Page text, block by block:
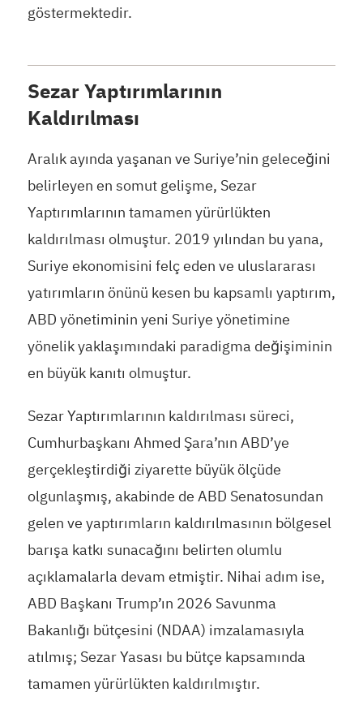
göstermektedir.
Sezar Yaptırımlarının
Kaldırılması
Aralık ayında yaşanan ve Suriye’nin geleceğini
belirleyen en somut gelişme, Sezar
Yaptırımlarının tamamen yürürlükten
kaldırılması olmuştur. 2019 yılından bu yana,
Suriye ekonomisini felç eden ve uluslararası
yatırımların önünü kesen bu kapsamlı yaptırım,
ABD yönetiminin yeni Suriye yönetimine
yönelik yaklaşımındaki paradigma değişiminin
en büyük kanıtı olmuştur.
Sezar Yaptırımlarının kaldırılması süreci,
Cumhurbaşkanı Ahmed Şara’nın ABD’ye
gerçekleştirdiği ziyarette büyük ölçüde
olgunlaşmış, akabinde de ABD Senatosundan
gelen ve yaptırımların kaldırılmasının bölgesel
barışa katkı sunacağını belirten olumlu
açıklamalarla devam etmiştir. Nihai adım ise,
ABD Başkanı Trump’ın 2026 Savunma
Bakanlığı bütçesini (NDAA) imzalamasıyla
atılmış; Sezar Yasası bu bütçe kapsamında
tamamen yürürlükten kaldırılmıştır.